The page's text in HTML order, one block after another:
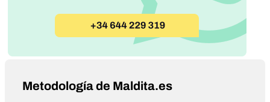
Metodología de Maldita.es